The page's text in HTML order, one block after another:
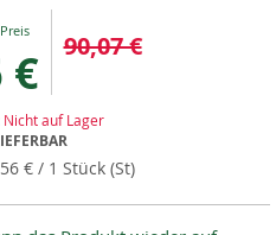
€ 90,07 €
€ / 1 Stück (St)
Nicht auf Lager